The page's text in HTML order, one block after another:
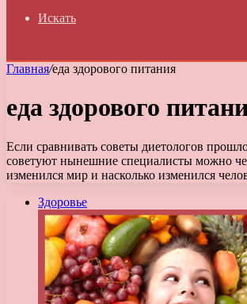
Искать
Главная/еда здорового питания
еда здорового
Если сравнивать советы диетологов
советуют нынешние специалисты можно
изменился мир и насколько изменился
Здоровье